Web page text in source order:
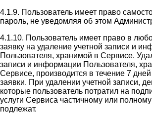
4.1.9. Пользователь имеет право
пароль, не уведомляя об этом
4.1.10. Пользователь имеет право в
заявку на удаление учетной записи и
Пользователя, хранимой в Сервисе.
записи и информации Пользователя,
Сервисе, производится в течение 7
заявки. При удалении учетной записи,
которые пользователь потратил на
услуги Сервиса частичному или
подлежат.